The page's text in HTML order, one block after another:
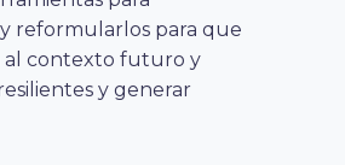
reformularlos para que
al contexto futuro y
y generar